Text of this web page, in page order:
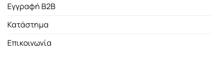
Εγγραφή B2B
Κατάστημα
Επικοινωνία